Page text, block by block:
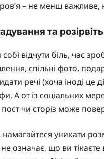
– не менш важливе,
та
відчути біль, час
спільні фото,
речі (хоча іноді
А от із соціальних
чи сторіз може
намагайтеся уникати
означає, що ви